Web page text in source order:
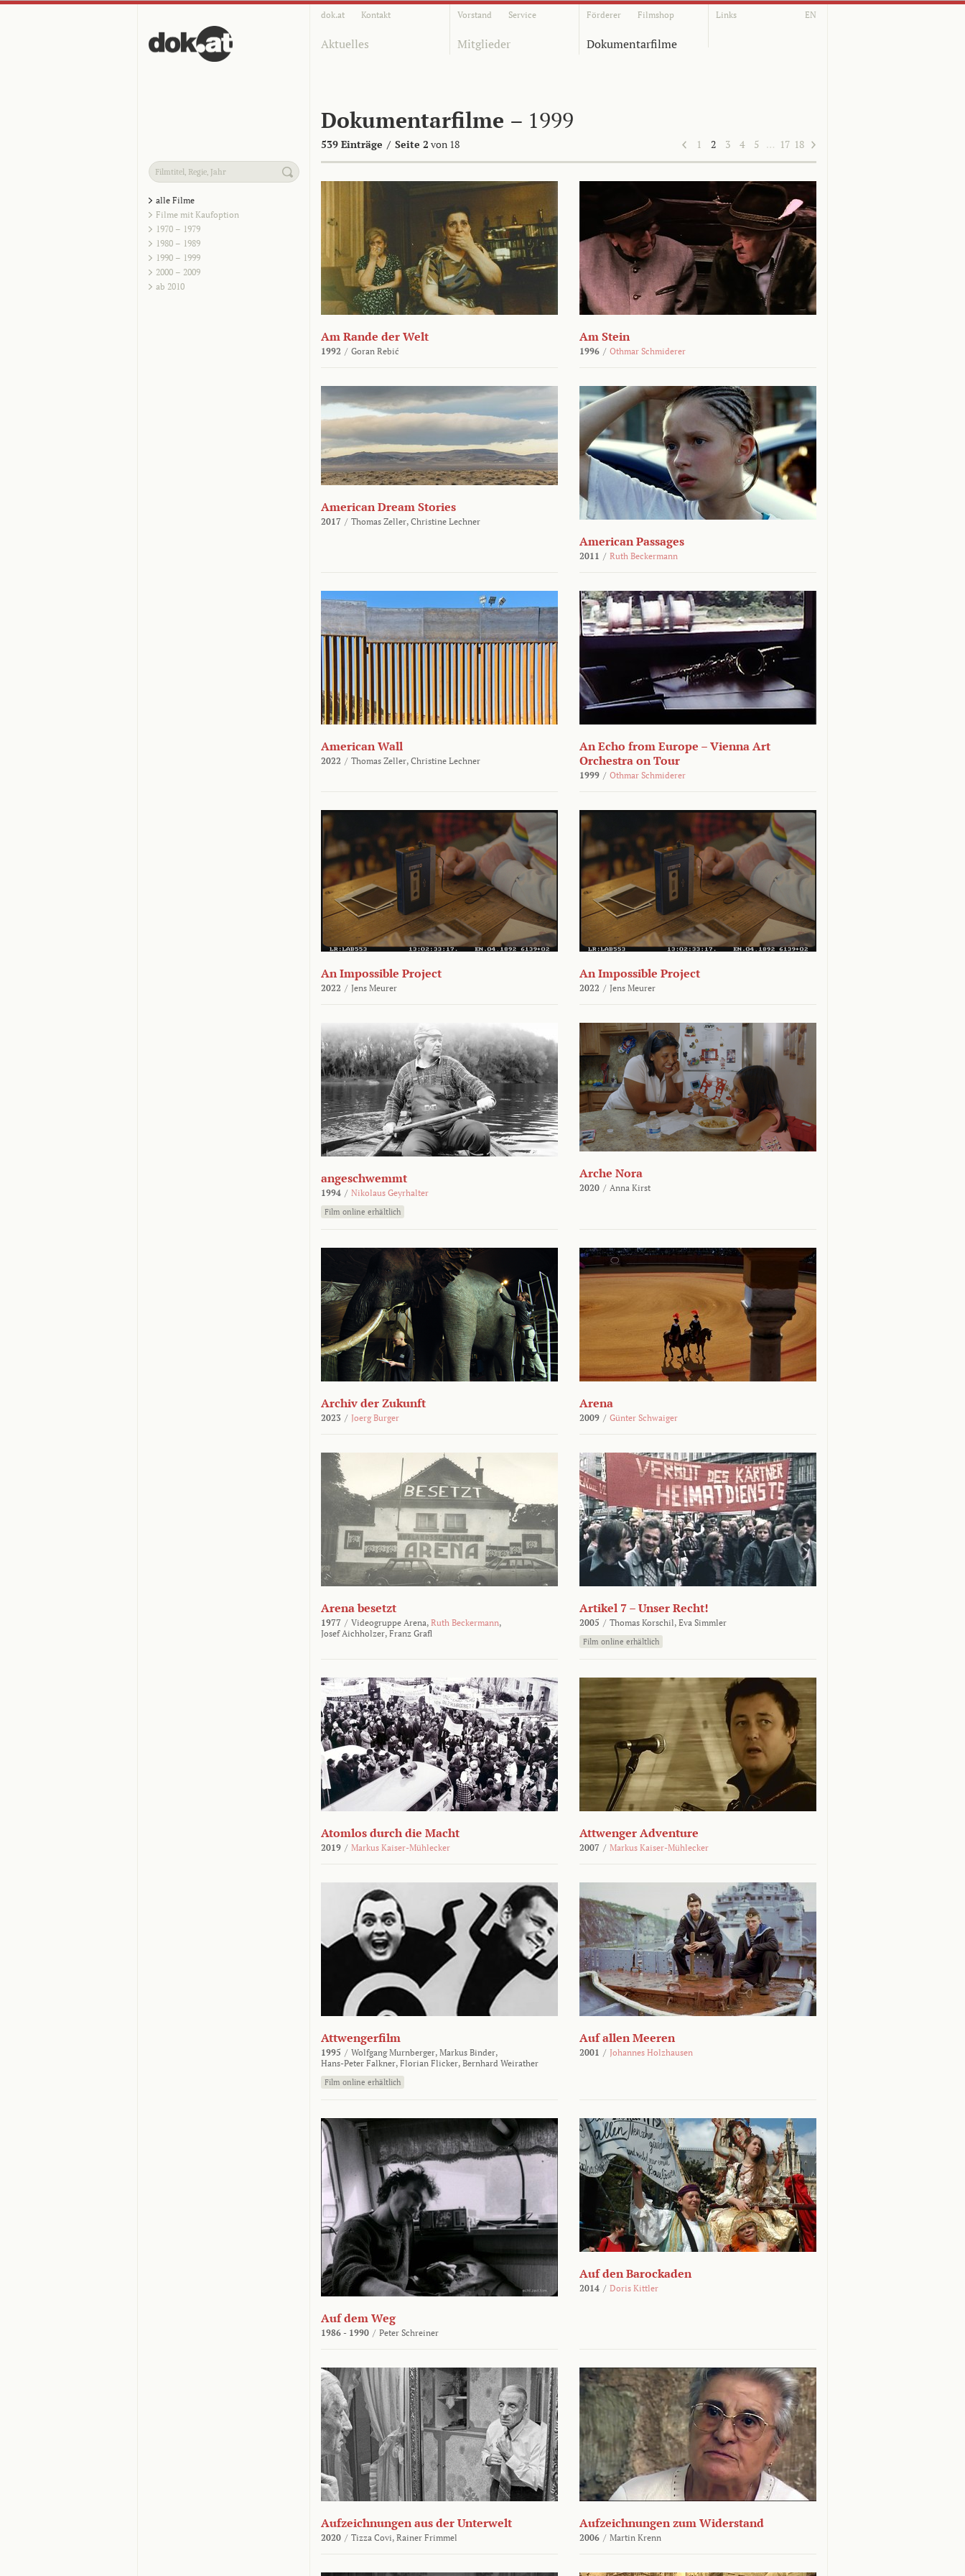
dok.at Kontakt Vorstand Service Förderer Filmshop Links EN
Aktuelles Mitglieder Dokumentarfilme
Dokumentarfilme – 1999
539 Einträge / Seite 2 von 18 1 2 3 4 5 … 17 18
alle Filme
Filme mit Kaufoption
1970 – 1979
1980 – 1989
1990 – 1999
2000 – 2009
ab 2010
Am Rande der Welt
1992 / Goran Rebić
Am Stein
1996 / Othmar Schmiderer
American Dream Stories
2017 / Thomas Zeller, Christine Lechner
American Passages
2011 / Ruth Beckermann
American Wall
2022 / Thomas Zeller, Christine Lechner
An Echo from Europe – Vienna Art
Orchestra on Tour
1999 / Othmar Schmiderer
An Impossible Project
2022 / Jens Meurer
An Impossible Project
2022 / Jens Meurer
angeschwemmt
1994 / Nikolaus Geyrhalter
Film online erhältlich
Arche Nora
2020 / Anna Kirst
Archiv der Zukunft
2023 / Joerg Burger
Arena
2009 / Günter Schwaiger
Arena besetzt
1977 / Videogruppe Arena, Ruth Beckermann,
Josef Aichholzer, Franz Grafl
Artikel 7 – Unser Recht!
2005 / Thomas Korschil, Eva Simmler
Film online erhältlich
Atomlos durch die Macht
2019 / Markus Kaiser-Mühlecker
Attwenger Adventure
2007 / Markus Kaiser-Mühlecker
Attwengerfilm
1995 / Wolfgang Murnberger, Markus Binder,
Hans-Peter Falkner, Florian Flicker, Bernhard Weirather
Film online erhältlich
Auf allen Meeren
2001 / Johannes Holzhausen
Auf dem Weg
1986 - 1990 / Peter Schreiner
Auf den Barockaden
2014 / Doris Kittler
Aufzeichnungen aus der Unterwelt
2020 / Tizza Covi, Rainer Frimmel
Aufzeichnungen zum Widerstand
2006 / Martin Krenn